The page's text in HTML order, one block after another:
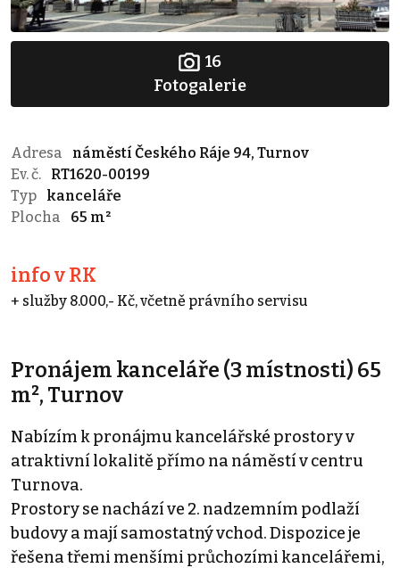
16
Fotogalerie
Adresa
náměstí Českého Ráje 94, Turnov
Ev. č.
RT1620-00199
Typ
kanceláře
Plocha
65 m²
info v RK
+ služby 8.000,- Kč, včetně právního servisu
Pronájem kanceláře (3 místnosti) 65
m², Turnov
Nabízím k pronájmu kancelářské prostory v
atraktivní lokalitě přímo na náměstí v centru
Turnova.
Prostory se nachází ve 2. nadzemním podlaží
budovy a mají samostatný vchod. Dispozice je
řešena třemi menšími průchozími kancelářemi,